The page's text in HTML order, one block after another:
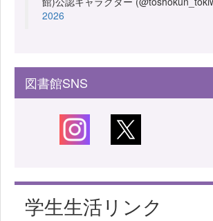
2026
図書館SNS
学生生活リンク